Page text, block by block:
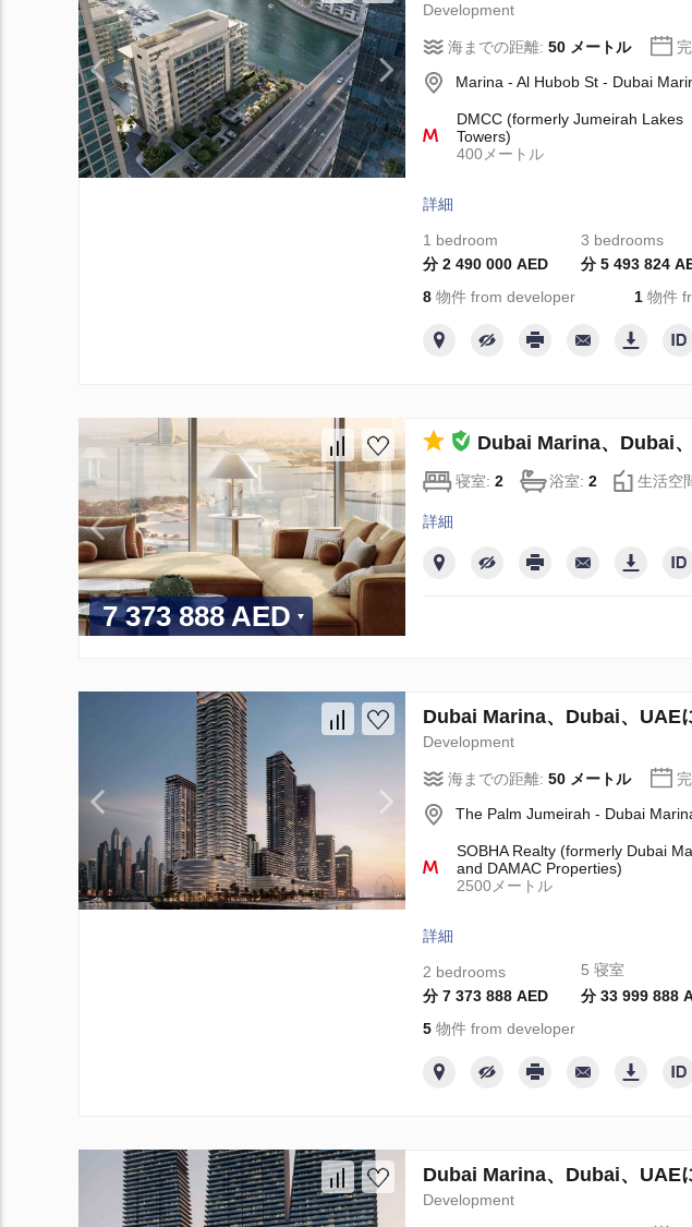
Development
海までの距離: 50 メートル
Marina - Al Hubob St - Dubai
DMCC (formerly Jumeirah Lakes
Towers)
400メートル
詳細
1 bedroom
分 2 490 000 AED
3 bedrooms
分 5 493 824
8物件 from developer 1物件
7 373 888 AED
Dubai Marina、Dubai
寝室: 2 浴室: 2 生活空
詳細
Dubai Marina、Dubai、UAE
Development
海までの距離: 50 メートル
The Palm Jumeirah - Dubai
SOBHA Realty (formerly Dubai
and DAMAC Properties)
2500メートル
詳細
2 bedrooms
分 7 373 888 AED
5 寝室
分 33 999 888
5物件 from developer
Dubai Marina、Dubai、UAE
Development